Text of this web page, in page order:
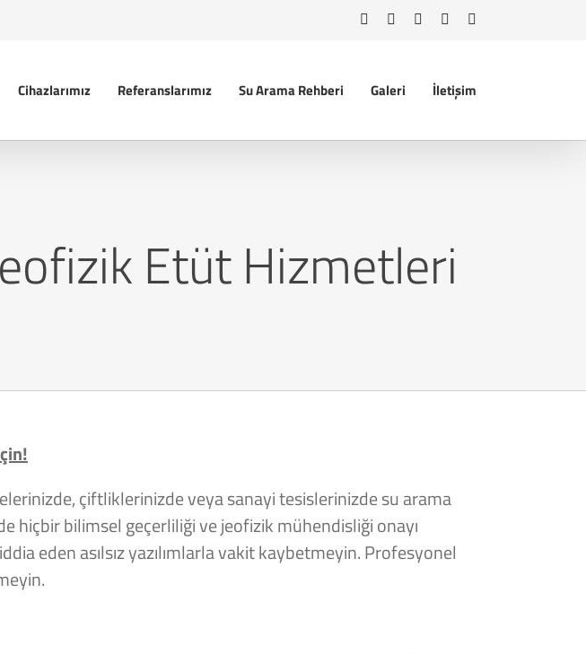
FacebookInstagramWhatsAppYouTube
Cihazlarımız Referanslarımız Su Arama Rehberi Galeri İletişim
Etüt Hizmetleri
çiftliklerinizde veya sanayi tesislerinizde su arama
hiçbir bilimsel geçerliliği ve jeofizik mühendisliği onayı
eden asılsız yazılımlarla vakit kaybetmeyin. Profesyonel